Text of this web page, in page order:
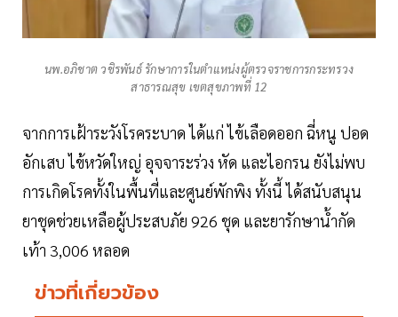
นพ.อภิชาต วชิรพันธ์ รักษาการในตำแหน่งผู้ตรวจราชการกระทรวง
สาธารณสุข เขตสุขภาพที่ 12
จากการเฝ้าระวังโรคระบาด ได้แก่ ไข้เลือดออก ฉี่หนู ปอด
อักเสบ ไข้หวัดใหญ่ อุจจาระร่วง หัด และไอกรน ยังไม่พบ
การเกิดโรคทั้งในพื้นที่และศูนย์พักพิง ทั้งนี้ ได้สนับสนุน
ยาชุดช่วยเหลือผู้ประสบภัย 926 ชุด และยารักษาน้ำกัด
เท้า 3,006 หลอด
ข่าวที่เกี่ยวข้อง